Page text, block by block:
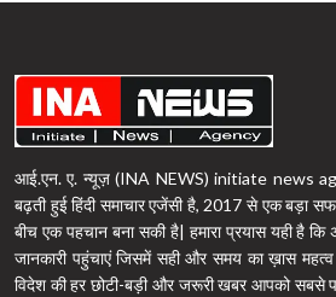
आई.एन. ए. न्यूज़ (INA NEWS) initiate news
बढ़ती हुई हिंदी समाचार एजेंसी है, 2017 से एक
बीच एक पहचान बना सकी है| हमारा प्रयास यही है
जानकारी पहुंचाएं जिसमें सही और समय का ख़ास
विदेश की हर छोटी-बड़ी और जरूरी खबर आपको सबसे